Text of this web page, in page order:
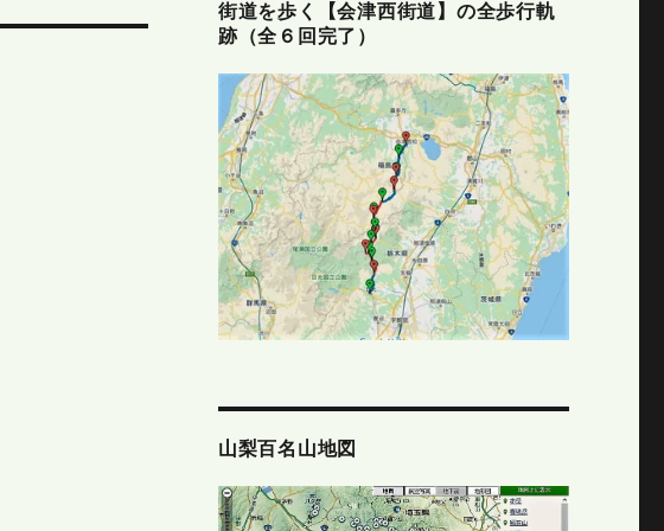
街道を歩く【会津西街道】の全歩行軌
跡（全６回完了）
山梨百名山地図